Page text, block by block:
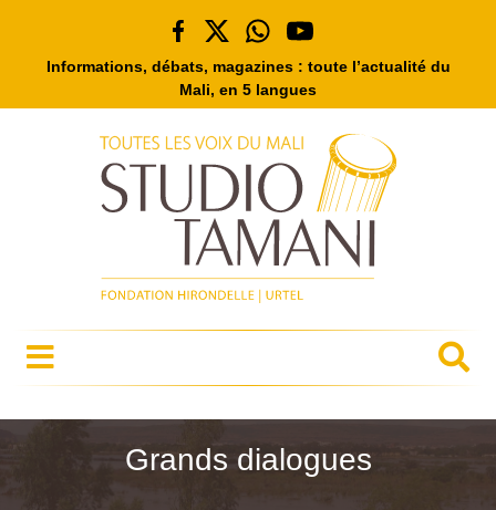
Informations, débats, magazines : toute l’actualité du
Mali, en 5 langues
Grands dialogues